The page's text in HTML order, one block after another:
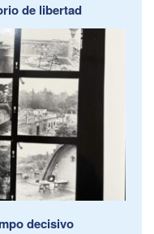
de libertad
decisivo